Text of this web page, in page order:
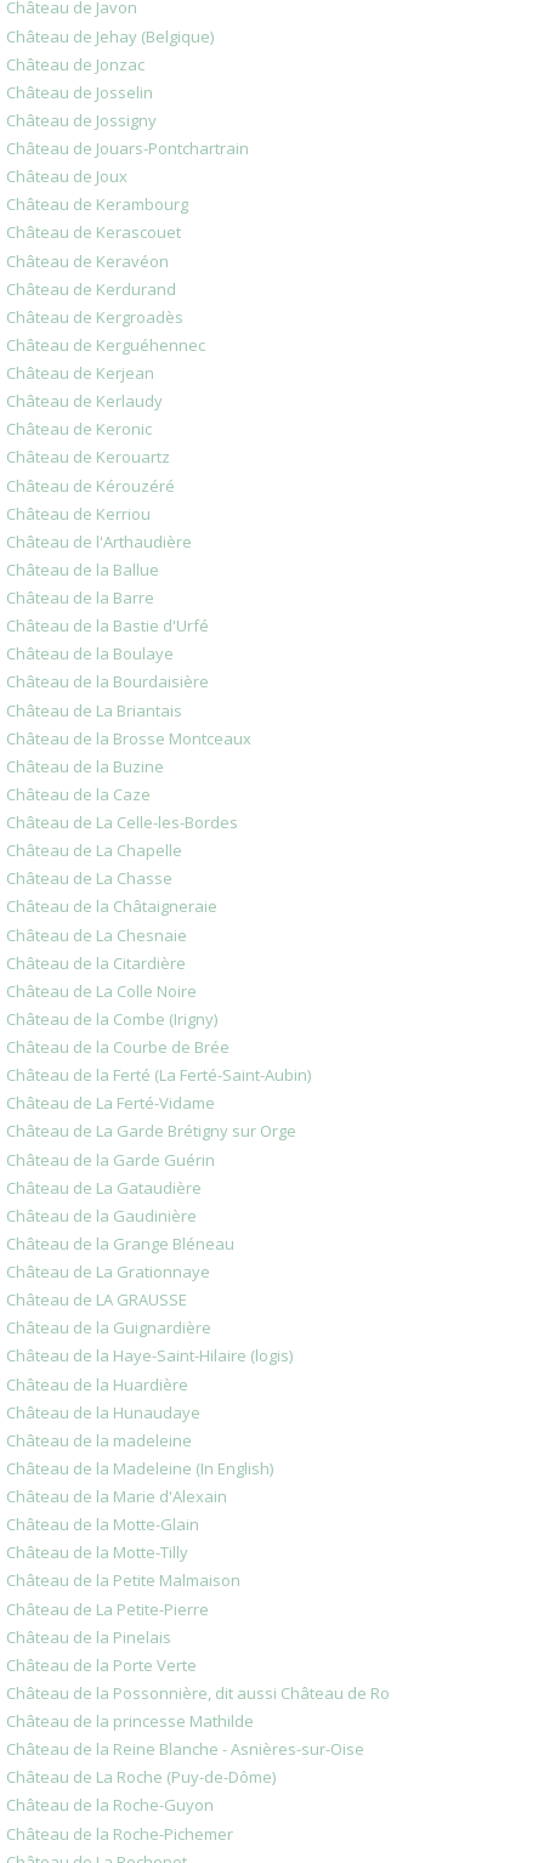
Château de Javon
Château de Jehay (Belgique)
Château de Jonzac
Château de Josselin
Château de Jossigny
Château de Jouars-Pontchartrain
Château de Joux
Château de Kerambourg
Château de Kerascouet
Château de Keravéon
Château de Kerdurand
Château de Kergroadès
Château de Kerguéhennec
Château de Kerjean
Château de Kerlaudy
Château de Keronic
Château de Kerouartz
Château de Kérouzéré
Château de Kerriou
Château de l'Arthaudière
Château de la Ballue
Château de la Barre
Château de la Bastie d'Urfé
Château de la Boulaye
Château de la Bourdaisière
Château de La Briantais
Château de la Brosse Montceaux
Château de la Buzine
Château de la Caze
Château de La Celle-les-Bordes
Château de La Chapelle
Château de La Chasse
Château de la Châtaigneraie
Château de La Chesnaie
Château de la Citardière
Château de La Colle Noire
Château de la Combe (Irigny)
Château de la Courbe de Brée
Château de la Ferté (La Ferté-Saint-Aubin)
Château de La Ferté-Vidame
Château de La Garde Brétigny sur Orge
Château de la Garde Guérin
Château de La Gataudière
Château de la Gaudinière
Château de la Grange Bléneau
Château de La Grationnaye
Château de LA GRAUSSE
Château de la Guignardière
Château de la Haye-Saint-Hilaire (logis)
Château de la Huardière
Château de la Hunaudaye
Château de la madeleine
Château de la Madeleine (In English)
Château de la Marie d'Alexain
Château de la Motte-Glain
Château de la Motte-Tilly
Château de la Petite Malmaison
Château de La Petite-Pierre
Château de la Pinelais
Château de la Porte Verte
Château de la Possonnière, dit aussi Château de Ro
Château de la princesse Mathilde
Château de la Reine Blanche - Asnières-sur-Oise
Château de La Roche (Puy-de-Dôme)
Château de la Roche-Guyon
Château de la Roche-Pichemer